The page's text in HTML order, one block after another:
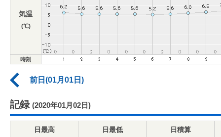
気温
(℃)
時刻
前日(01月01日)
記録 (2020年01月02日)
日最高
日最低
日積算